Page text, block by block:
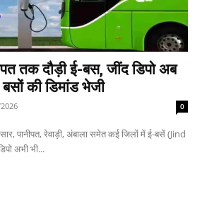
तक दौड़ी ई-बस, जींद डिपो अब
की डिमांड भेजी
0
पानीपत, रेवाड़ी, अंबाला समेत कई जिलों में ई-बसें (Jind
अभी भी...